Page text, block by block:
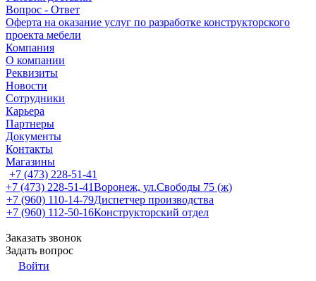
Вопрос - Ответ
Оферта на оказание услуг по разработке конструкторского
проекта мебели
Компания
О компании
Реквизиты
Новости
Сотрудники
Карьера
Партнеры
Документы
Контакты
Магазины
+7 (473) 228-51-41
+7 (473) 228-51-41Воронеж, ул.Свободы 75 (ж)
+7 (960) 110-14-79Диспетчер производства
+7 (960) 112-50-16Конструкторский отдел
Заказать звонок
Задать вопрос
Войти